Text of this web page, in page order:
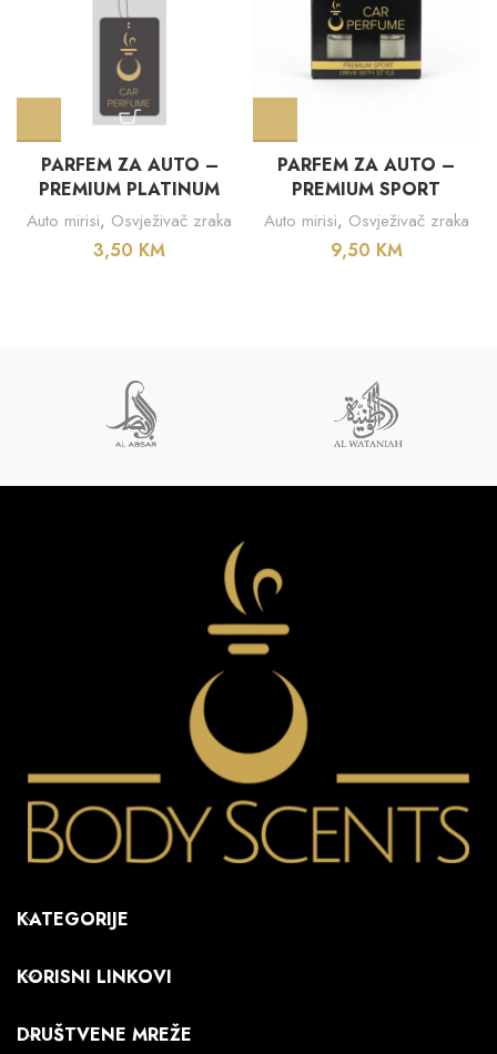
PARFEM ZA AUTO –
PREMIUM PLATINUM
Auto mirisi, Osvježivač zraka
3,50 KM
PARFEM ZA AUTO –
PREMIUM SPORT
Auto mirisi, Osvježivač zraka
9,50 KM
KATEGORIJE
KORISNI LINKOVI
DRUŠTVENE MREŽE